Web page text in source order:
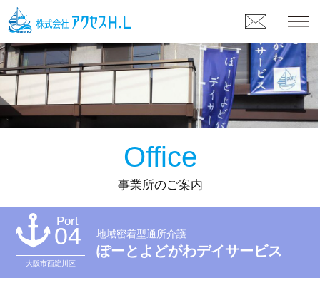
Office
事業所のご案内
Port
04
大阪市西淀川区
地域密着型通所介護
ぽーとよどがわデイサービス